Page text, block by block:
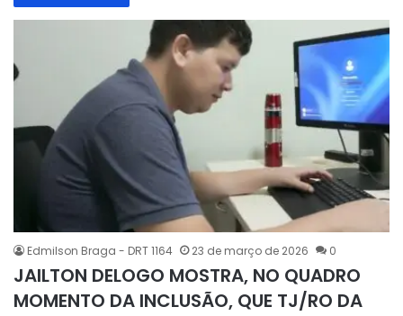
Edmilson Braga - DRT 1164 23 de março de 2026 0
JAILTON DELOGO MOSTRA, NO QUADRO
MOMENTO DA INCLUSÃO, QUE TJ/RO DA